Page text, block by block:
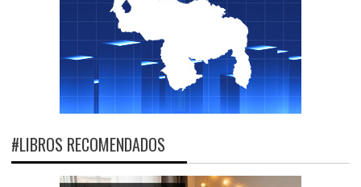
#LIBROS RECOMENDADOS